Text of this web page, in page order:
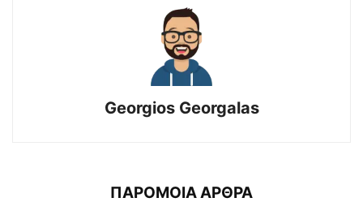
Georgios Georgalas
ΠΑΡΟΜΟΙΑ ΑΡΘΡΑ